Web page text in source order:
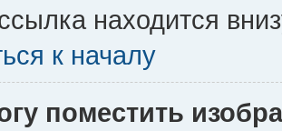
находится
к началу
поместить